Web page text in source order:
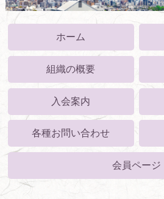
ホーム
組織の概要
入会案内
各種お問い合わせ
会員ページ